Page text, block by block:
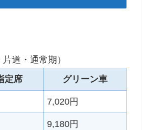
道・通常期）
定席 グリーン車
7,020円
9,180円